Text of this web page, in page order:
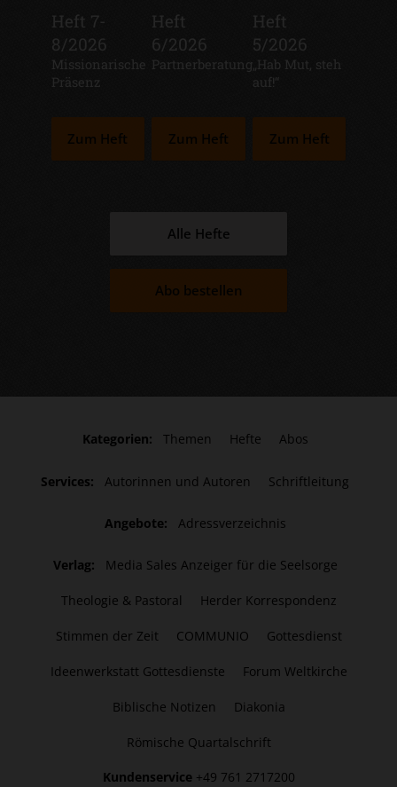
Heft 7-
8/2026
:
Missionarische
Präsenz
Zum Heft
Heft
6/2026
:
Partnerberatung
Zum Heft
Heft
5/2026
:„Hab Mut, steh
auf!“
Zum Heft
Alle Hefte
Abo bestellen
Kategorien: Themen Hefte Abos
Services: Autorinnen und Autoren Schriftleitung
Angebote: Adressverzeichnis
Verlag: Media Sales Anzeiger für die Seelsorge
Theologie & Pastoral Herder Korrespondenz
Stimmen der Zeit COMMUNIO Gottesdienst
Ideenwerkstatt Gottesdienste Forum Weltkirche
Biblische Notizen Diakonia
Römische Quartalschrift
Kundenservice +49 761 2717200